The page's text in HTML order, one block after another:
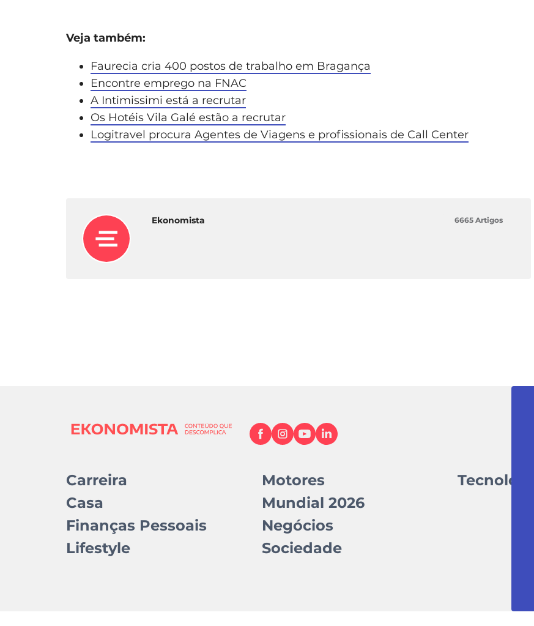
Veja também:
Faurecia cria 400 postos de trabalho em Bragança
Encontre emprego na FNAC
A Intimissimi está a recrutar
Os Hotéis Vila Galé estão a recrutar
Logitravel procura Agentes de Viagens e profissionais de Call Center
Ekonomista 6665 Artigos
Carreira
Casa
Finanças Pessoais
Lifestyle
Motores
Mundial 2026
Negócios
Sociedade
Tecnologia